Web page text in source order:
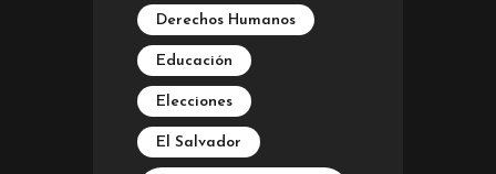
Derechos Humanos
Educación
Elecciones
El Salvador